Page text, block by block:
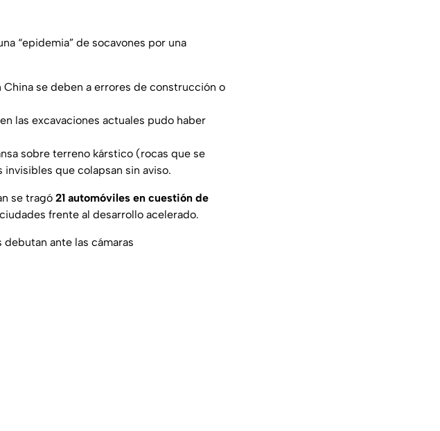
“epidemia” de socavones por una
se deben a errores de construcción o
las excavaciones actuales pudo haber
sobre terreno kárstico (rocas que se
que colapsan sin aviso.
se tragó 21 automóviles en cuestión de
frente al desarrollo acelerado.
debutan ante las cámaras